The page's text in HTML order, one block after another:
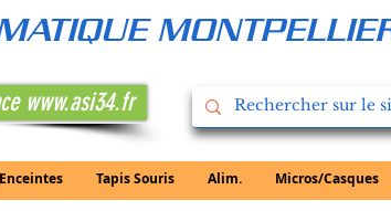
Enceintes Tapis Souris Alim. Micros/Casques
www.asi34.fr